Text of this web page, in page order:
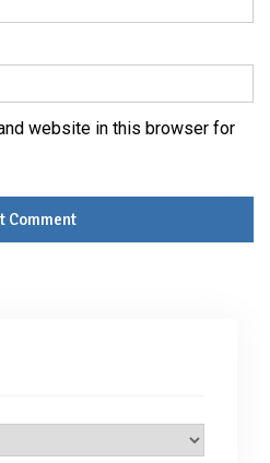
website in this browser for